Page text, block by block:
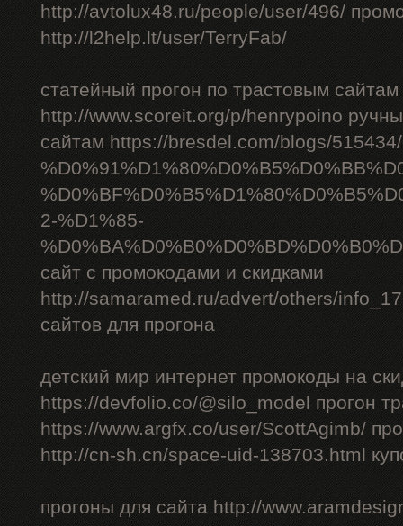
http://avtolux48.ru/people/user/496/
http://l2help.lt/user/TerryFab/
статейный прогон по трастовым сайтам
http://www.scoreit.org/p/henrypoino
сайтам https://bresdel.com/blogs/
2-%D1%85-
сайт с промокодами и скидками
http://samaramed.ru/advert/others/
сайтов для прогона
детский мир интернет промокоды на
https://devfolio.co/@silo_model прогон
https://www.argfx.co/user/ScottAgimb/
http://cn-sh.cn/space-uid-138703.html
прогоны для сайта http://